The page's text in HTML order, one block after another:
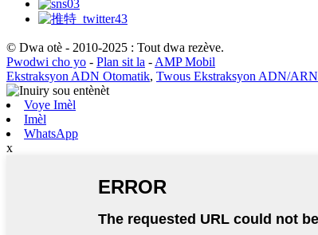
© Dwa otè - 2010-2025 : Tout dwa rezève.
Pwodwi cho yo - Plan sit la - AMP Mobil
Ekstraksyon ADN Otomatik, Twous Ekstraksyon ADN/ARN
Voye Imèl
Imèl
WhatsApp
x